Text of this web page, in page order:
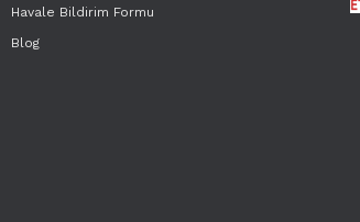
Havale Bildirim Formu
Blog